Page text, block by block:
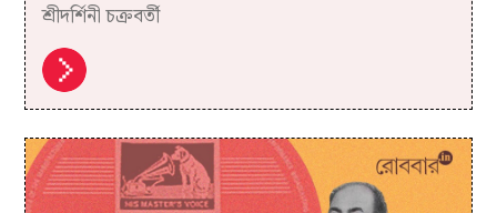
শ্রীদর্শিনী চক্রবর্তী